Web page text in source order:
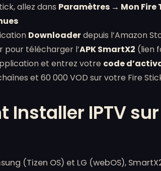
allez dans Paramètres → Mon
Downloaderdepuis l’Amazon
pour télécharger l’APK SmartX2 (lien
et entrez votre code
et 60 000 VOD sur votre Fire
Installer IPTV
(Tizen OS) et LG (webOS),